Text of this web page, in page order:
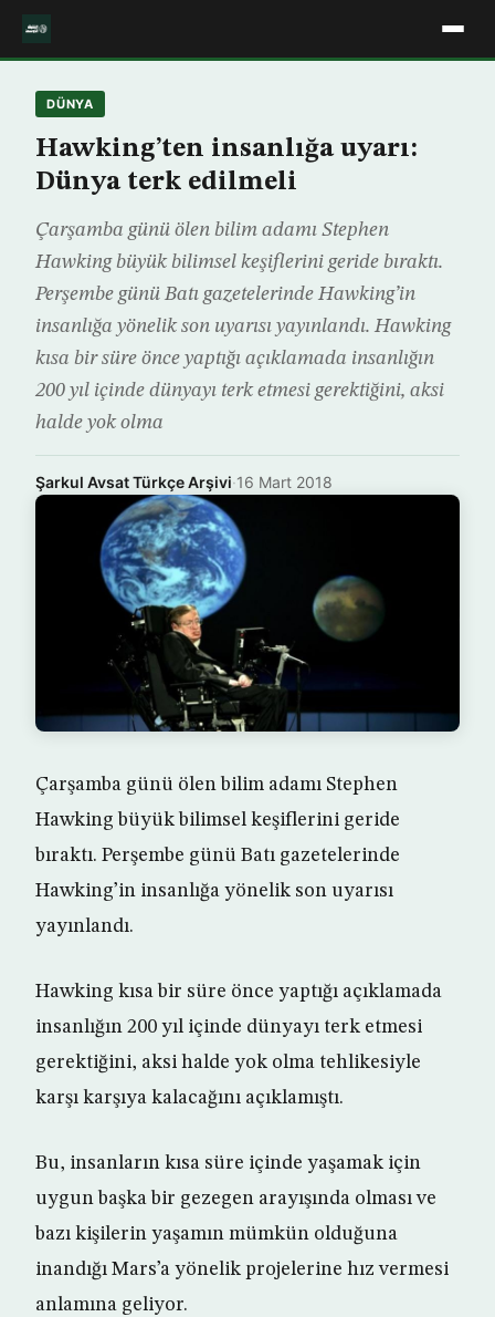
DÜNYA
Hawking’ten insanlığa uyarı:
Dünya terk edilmeli
Çarşamba günü ölen bilim adamı Stephen
Hawking büyük bilimsel keşiflerini geride bıraktı.
Perşembe günü Batı gazetelerinde Hawking’in
insanlığa yönelik son uyarısı yayınlandı. Hawking
kısa bir süre önce yaptığı açıklamada insanlığın
200 yıl içinde dünyayı terk etmesi gerektiğini, aksi
halde yok olma
Şarkul Avsat Türkçe Arşivi·16 Mart 2018
Çarşamba günü ölen bilim adamı Stephen
Hawking büyük bilimsel keşiflerini geride
bıraktı. Perşembe günü Batı gazetelerinde
Hawking’in insanlığa yönelik son uyarısı
yayınlandı.
Hawking kısa bir süre önce yaptığı açıklamada
insanlığın 200 yıl içinde dünyayı terk etmesi
gerektiğini, aksi halde yok olma tehlikesiyle
karşı karşıya kalacağını açıklamıştı.
Bu, insanların kısa süre içinde yaşamak için
uygun başka bir gezegen arayışında olması ve
bazı kişilerin yaşamın mümkün olduğuna
inandığı Mars’a yönelik projelerine hız vermesi
anlamına geliyor.